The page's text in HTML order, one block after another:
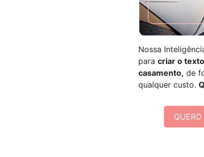
Nossa
para criar o
casamento, de
qualquer custo.